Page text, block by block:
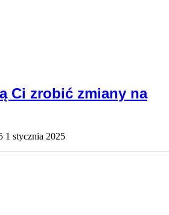
Ci zrobić zmiany na
1 stycznia 2025